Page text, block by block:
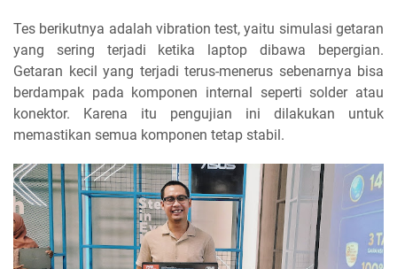
Tes berikutnya adalah vibration test, yaitu simulasi getaran
yang sering terjadi ketika laptop dibawa bepergian.
Getaran kecil yang terjadi terus-menerus sebenarnya bisa
berdampak pada komponen internal seperti solder atau
konektor. Karena itu pengujian ini dilakukan untuk
memastikan semua komponen tetap stabil.